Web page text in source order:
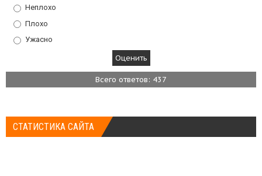
Неплохо
Плохо
Ужасно
Всего ответов: 437
СТАТИСТИКА САЙТА